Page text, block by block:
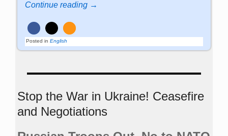
Continue reading →
Posted in English
Stop the War in Ukraine! Ceasefire
and Negotiations